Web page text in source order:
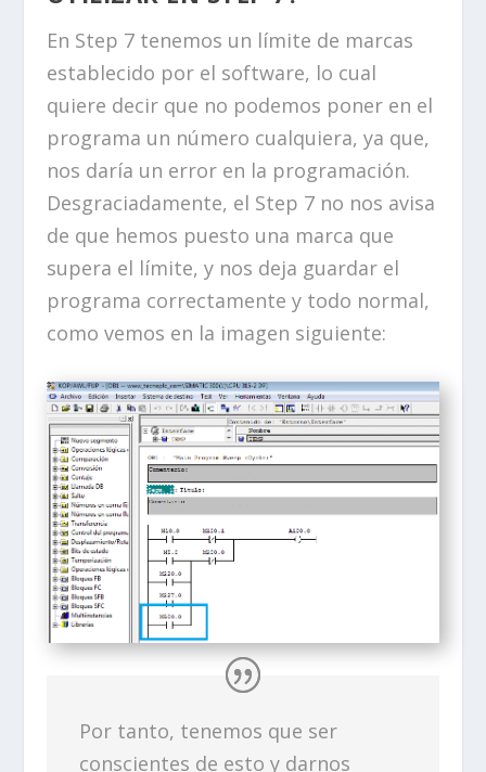
En Step 7 tenemos un límite de marcas
establecido por el software, lo cual
quiere decir que no podemos poner en el
programa un número cualquiera, ya que,
nos daría un error en la programación.
Desgraciadamente, el Step 7 no nos avisa
de que hemos puesto una marca que
supera el límite, y nos deja guardar el
programa correctamente y todo normal,
como vemos en la imagen siguiente:
Por tanto, tenemos que ser
conscientes de esto y darnos